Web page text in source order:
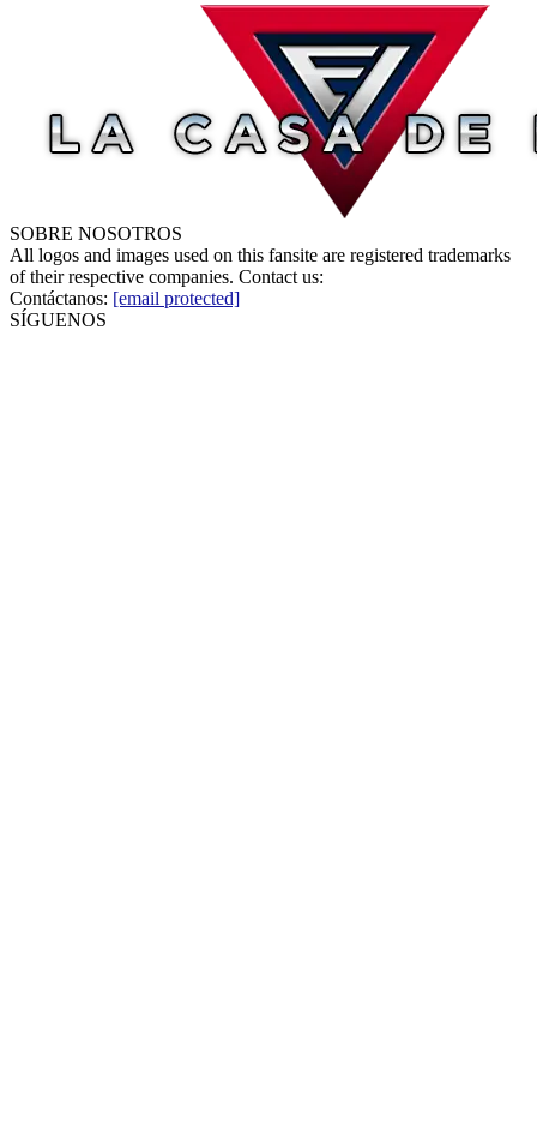
SOBRE NOSOTROS
All logos and images used on this fansite are registered trademarks
of their respective companies. Contact us:
Contáctanos: [email protected]
SÍGUENOS